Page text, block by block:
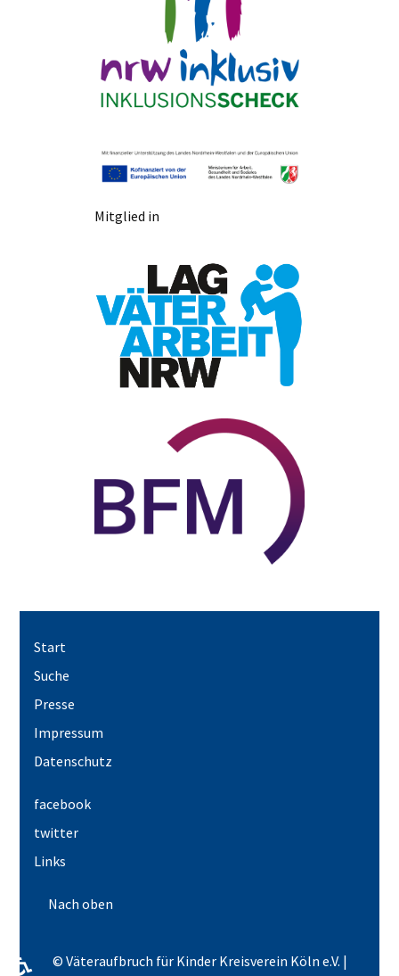
Mitglied in
Start
Suche
Presse
Impressum
Datenschutz
facebook
twitter
Links
Nach oben
© Väteraufbruch für Kinder Kreisverein Köln e.V. |